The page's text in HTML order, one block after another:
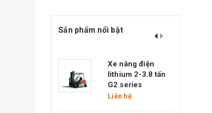
Sản phẩm nổi bật
Xe nâng điện
lithium 2-3.8 tấn
G2 series
Liên hệ